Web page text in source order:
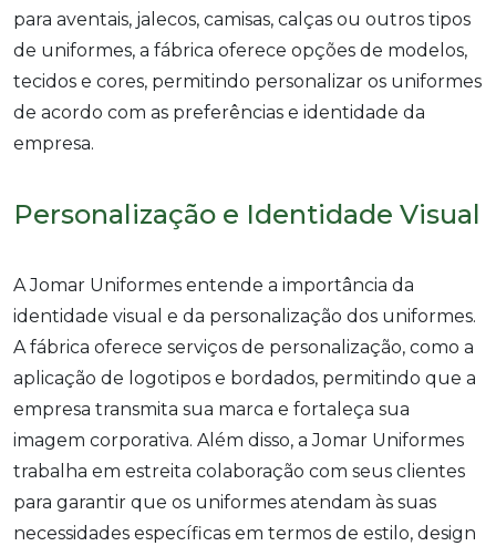
para aventais, jalecos, camisas, calças ou outros tipos
de uniformes, a fábrica oferece opções de modelos,
tecidos e cores, permitindo personalizar os uniformes
de acordo com as preferências e identidade da
empresa.
Personalização e Identidade Visual
A Jomar Uniformes entende a importância da
identidade visual e da personalização dos uniformes.
A fábrica oferece serviços de personalização, como a
aplicação de logotipos e bordados, permitindo que a
empresa transmita sua marca e fortaleça sua
imagem corporativa. Além disso, a Jomar Uniformes
trabalha em estreita colaboração com seus clientes
para garantir que os uniformes atendam às suas
necessidades específicas em termos de estilo, design